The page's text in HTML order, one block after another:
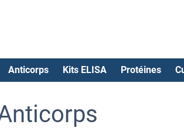
Anticorps Kits ELISA Protéines